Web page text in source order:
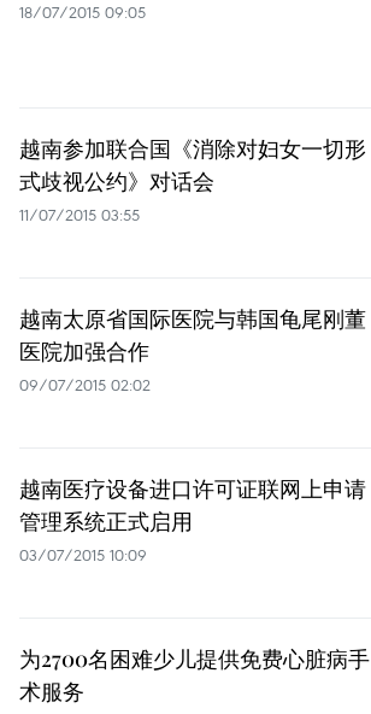
18/07/2015 09:05
越南参加联合国《消除对妇女一切形
式歧视公约》对话会
11/07/2015 03:55
越南太原省国际医院与韩国龟尾刚董
医院加强合作
09/07/2015 02:02
越南医疗设备进口许可证联网上申请
管理系统正式启用
03/07/2015 10:09
为2700名困难少儿提供免费心脏病手
术服务